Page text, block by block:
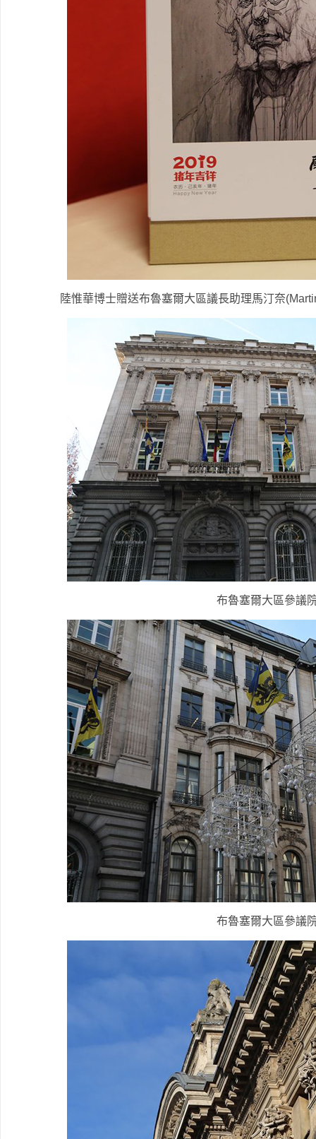
陸惟華博士贈送布魯塞爾大區議長助理馬汀奈
布魯塞爾大區參議
布魯塞爾大區參議